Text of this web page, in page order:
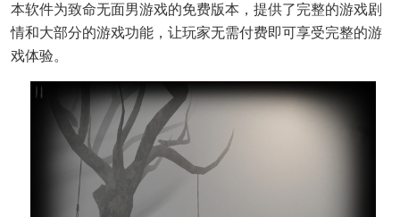
本软件为致命无面男游戏的免费版本，提供了完整的游戏剧
情和大部分的游戏功能，让玩家无需付费即可享受完整的游
戏体验。